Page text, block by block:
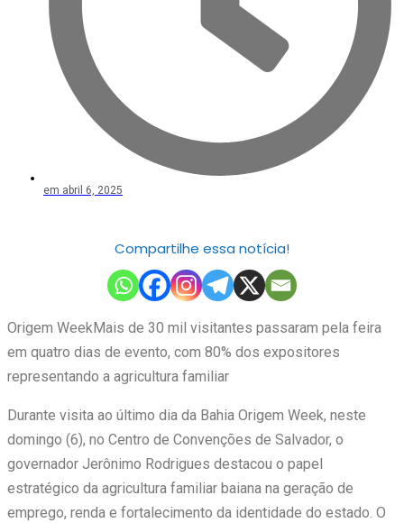
em abril 6, 2025
Compartilhe essa notícia!
Origem WeekMais de 30 mil visitantes passaram pela feira
em quatro dias de evento, com 80% dos expositores
representando a agricultura familiar
Durante visita ao último dia da Bahia Origem Week, neste
domingo (6), no Centro de Convenções de Salvador, o
governador Jerônimo Rodrigues destacou o papel
estratégico da agricultura familiar baiana na geração de
emprego, renda e fortalecimento da identidade do estado. O